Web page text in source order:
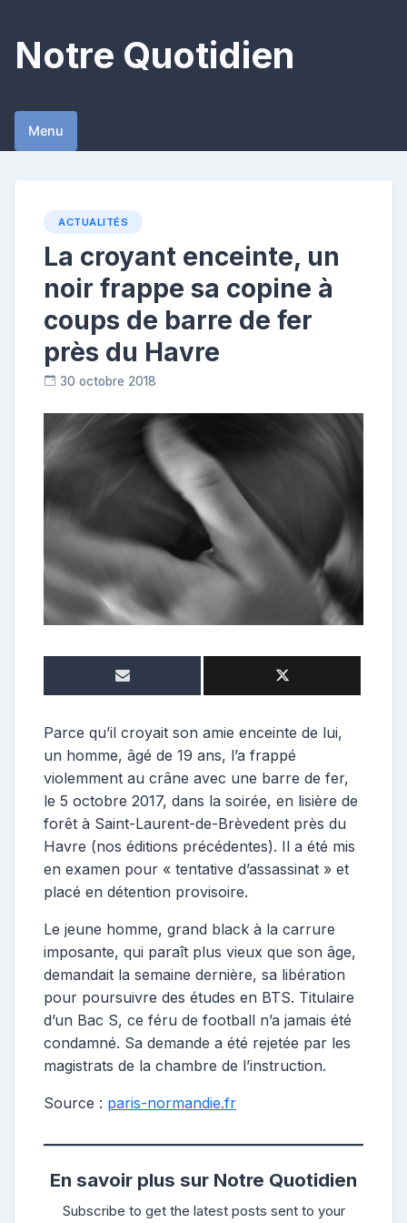
content
Notre Quotidien
Menu
ACTUALITÉS
La croyant enceinte, un
noir frappe sa copine à
coups de barre de fer
près du Havre
30 octobre 2018
o
n
r
t
c
e
Parce qu’il croyait son amie enceinte de lui,
un homme, âgé de 19 ans, l’a frappé
violemment au crâne avec une barre de fer,
le 5 octobre 2017, dans la soirée, en lisière de
forêt à Saint-Laurent-de-Brèvedent près du
Havre (nos éditions précédentes). Il a été mis
en examen pour « tentative d’assassinat » et
placé en détention provisoire.
Le jeune homme, grand black à la carrure
imposante, qui paraît plus vieux que son âge,
demandait la semaine dernière, sa libération
pour poursuivre des études en BTS. Titulaire
d’un Bac S, ce féru de football n’a jamais été
condamné. Sa demande a été rejetée par les
magistrats de la chambre de l’instruction.
Source : paris-normandie.fr
En savoir plus sur Notre Quotidien
Subscribe to get the latest posts sent to your